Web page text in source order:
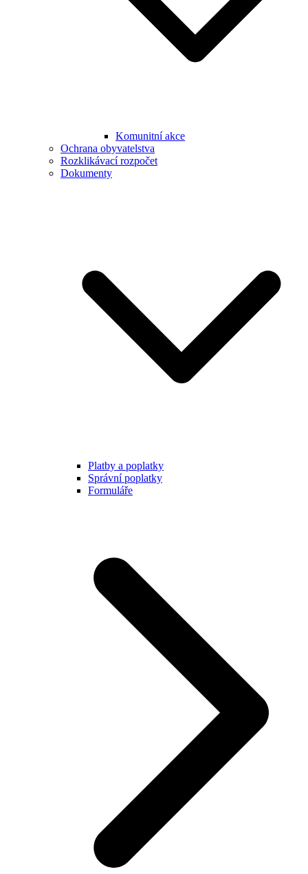
Komunitní akce
Ochrana obyvatelstva
Rozklikávací rozpočet
Dokumenty
Platby a poplatky
Správní poplatky
Formuláře